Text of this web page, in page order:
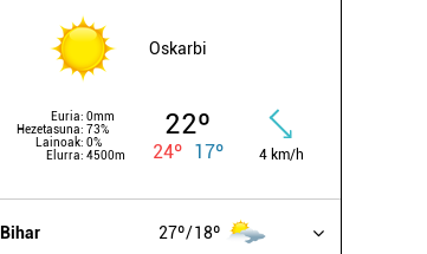
Oskarbi
Euria: 0mm
Hezetasuna: 73%
Lainoak: 0%
Elurra: 4500m
22º
24º 17º 4 km/h
Bihar 27º 18º